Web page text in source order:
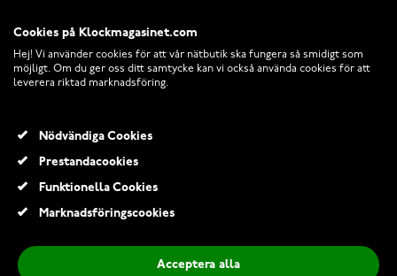
© 2026 Klockmagasinet.com
Lägg till i kundvagn
Cookies på Klockmagasinet.com
Hej! Vi använder cookies för att vår nätbutik ska fungera så smidigt som
möjligt. Om du ger oss ditt samtycke kan vi också använda cookies för att
leverera riktad marknadsföring.
Nödvändiga Cookies
Prestandacookies
Funktionella Cookies
Marknadsföringscookies
Acceptera alla